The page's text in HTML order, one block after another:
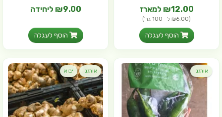
₪12.00 למארז
(₪6.00 ל- 100 גר')
הוסף לעגלה
₪9.00 ליחידה
הוסף לעגלה
אורגני אורגני יבוא